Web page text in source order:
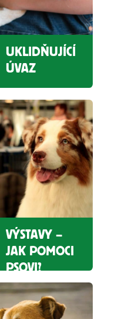
UKLIDŇUJÍCÍ
ÚVAZ
VÝSTAVY –
JAK POMOCI
PSOVI?